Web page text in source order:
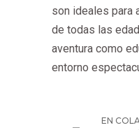
son ideales para
de todas las
aventura como
entorno